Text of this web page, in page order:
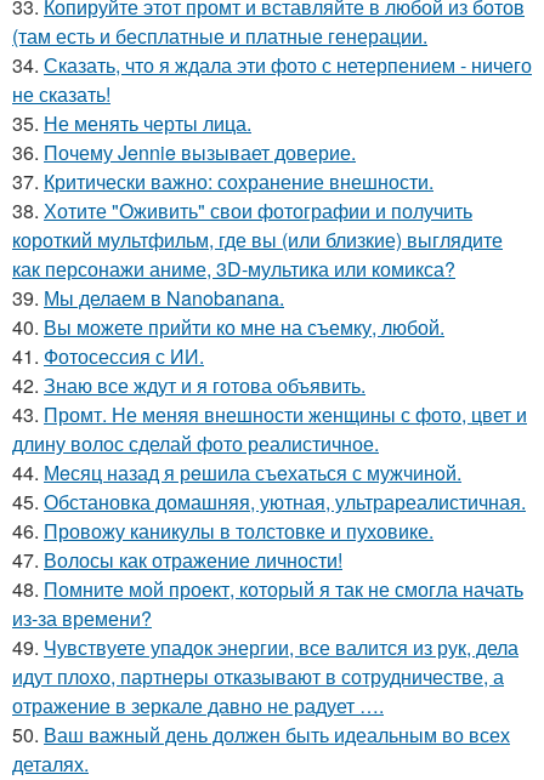
33. Копируйте этот промт и вставляйте в любой из ботов
(там есть и бесплатные и платные генерации.
34. Сказать, что я ждала эти фото с нетерпением - ничего
не сказать!
35. Не менять черты лица.
36. Почему Jennie вызывает доверие.
37. Критически важно: сохранение внешности.
38. Хотите "Оживить" свои фотографии и получить
короткий мультфильм, где вы (или близкие) выглядите
как персонажи аниме, 3D-мультика или комикса?
39. Мы делаем в Nanobanana.
40. Вы можете прийти ко мне на съемку, любой.
41. Фотосессия с ИИ.
42. Знаю все ждут и я готова объявить.
43. Промт. Не меняя внешности женщины с фото, цвет и
длину волос сделай фото реалистичное.
44. Мeсяц назад я рeшила съeхаться с мужчинoй.
45. Обстановка домашняя, уютная, ультрареалистичная.
46. Провожу каникулы в толстовке и пуховике.
47. Волосы как отражение личности!
48. Помните мой проект, который я так не смогла начать
из-за времени?
49. Чувствуете упадок энергии, все валится из рук, дела
идут плохо, партнеры отказывают в сотрудничестве, а
отражение в зеркале давно не радует ….
50. Ваш важный день должен быть идеальным во всех
деталях.